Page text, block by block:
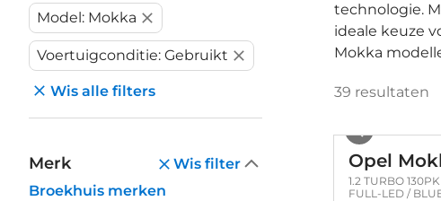
Model: Mokka
Voertuigconditie: Gebruikt
Wis alle filters
Merk
Wis filter
Broekhuis merken
technologie.
ideale keuze
Mokka
39 resultaten
Opel
1.2 TURBO
FULL-LED /